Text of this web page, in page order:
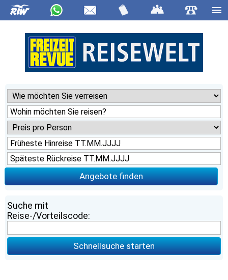
Angebote finden
Suche mit
Reise-/Vorteilscode:
Schnellsuche starten